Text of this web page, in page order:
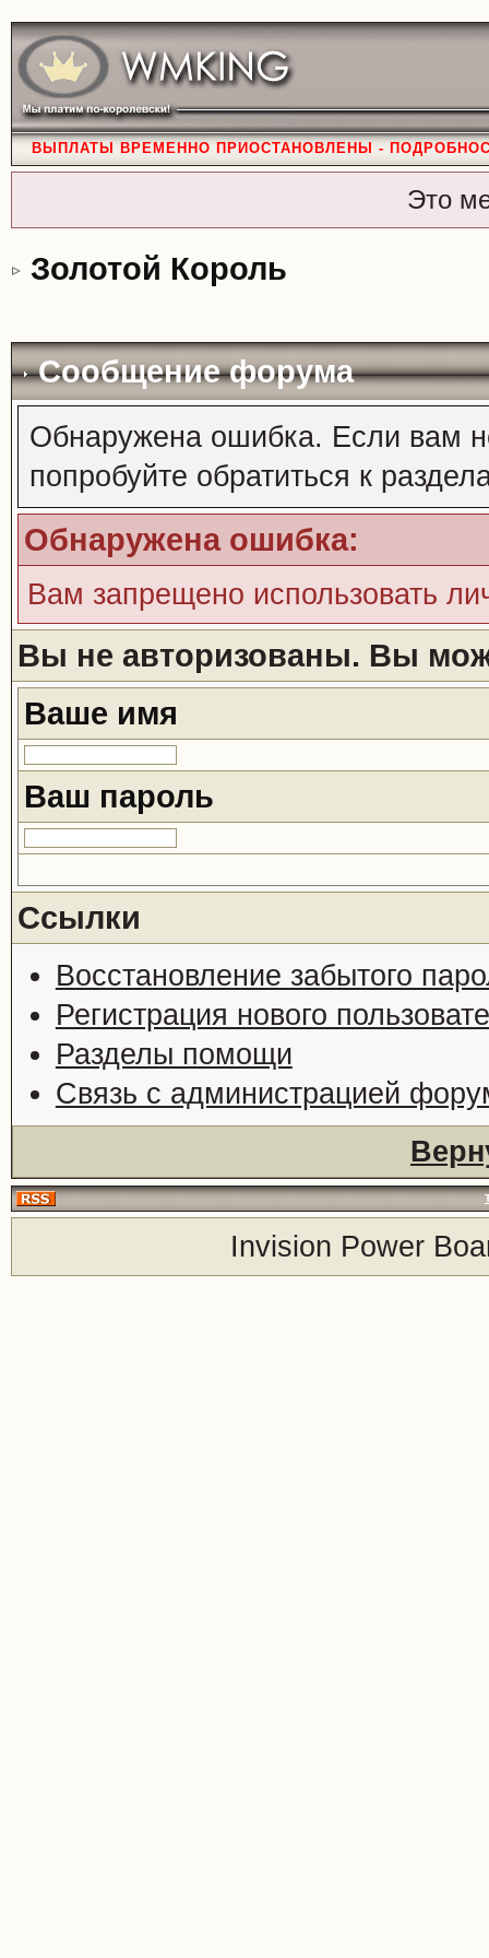
ВЫПЛАТЫ ВРЕМЕННО ПРИОСТАНОВЛЕНЫ -
Это
Золотой Король
Сообщение форума
Обнаружена ошибка. Если вам
попробуйте обратиться к
Обнаружена ошибка:
Вам запрещено использовать
Вы не авторизованы. Вы
Ваше имя
Ваш пароль
Ссылки
Восстановление забытого
Регистрация нового
Разделы помощи
Связь с администрацией
Invision Power